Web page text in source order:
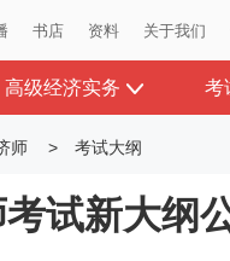
书店 资料 关于我们
高级经济实务 考
师 > 考试大纲
试新大纲